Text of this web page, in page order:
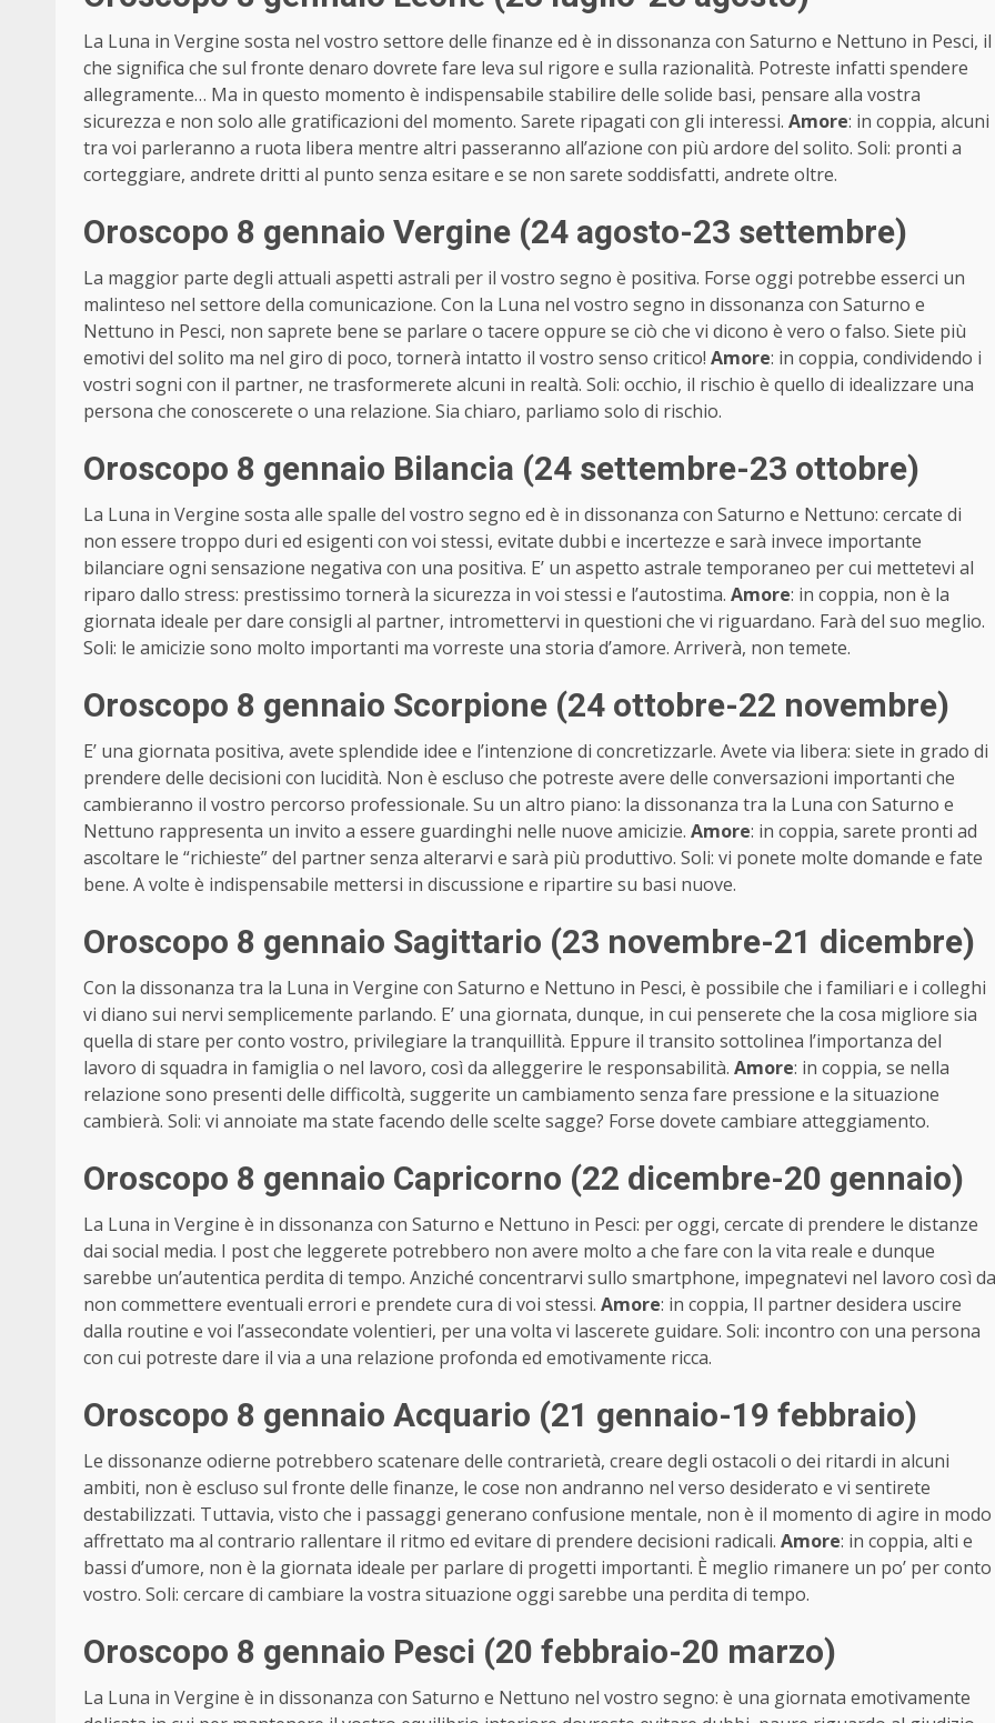
La Luna in Vergine sosta nel vostro settore delle finanze ed è in dissonanza con Saturno e Nettuno in Pesci, il
che significa che sul fronte denaro dovrete fare leva sul rigore e sulla razionalità. Potreste infatti spendere
allegramente… Ma in questo momento è indispensabile stabilire delle solide basi, pensare alla vostra
sicurezza e non solo alle gratificazioni del momento. Sarete ripagati con gli interessi. Amore: in coppia, alcuni
tra voi parleranno a ruota libera mentre altri passeranno all’azione con più ardore del solito. Soli: pronti a
corteggiare, andrete dritti al punto senza esitare e se non sarete soddisfatti, andrete oltre.
Oroscopo 8 gennaio Vergine (24 agosto-23 settembre)
La maggior parte degli attuali aspetti astrali per il vostro segno è positiva. Forse oggi potrebbe esserci un
malinteso nel settore della comunicazione. Con la Luna nel vostro segno in dissonanza con Saturno e
Nettuno in Pesci, non saprete bene se parlare o tacere oppure se ciò che vi dicono è vero o falso. Siete più
emotivi del solito ma nel giro di poco, tornerà intatto il vostro senso critico! Amore: in coppia, condividendo i
vostri sogni con il partner, ne trasformerete alcuni in realtà. Soli: occhio, il rischio è quello di idealizzare una
persona che conoscerete o una relazione. Sia chiaro, parliamo solo di rischio.
Oroscopo 8 gennaio Bilancia (24 settembre-23 ottobre)
La Luna in Vergine sosta alle spalle del vostro segno ed è in dissonanza con Saturno e Nettuno: cercate di
non essere troppo duri ed esigenti con voi stessi, evitate dubbi e incertezze e sarà invece importante
bilanciare ogni sensazione negativa con una positiva. E’ un aspetto astrale temporaneo per cui mettetevi al
riparo dallo stress: prestissimo tornerà la sicurezza in voi stessi e l’autostima. Amore: in coppia, non è la
giornata ideale per dare consigli al partner, intromettervi in questioni che vi riguardano. Farà del suo meglio.
Soli: le amicizie sono molto importanti ma vorreste una storia d’amore. Arriverà, non temete.
Oroscopo 8 gennaio Scorpione (24 ottobre-22 novembre)
E’ una giornata positiva, avete splendide idee e l’intenzione di concretizzarle. Avete via libera: siete in grado di
prendere delle decisioni con lucidità. Non è escluso che potreste avere delle conversazioni importanti che
cambieranno il vostro percorso professionale. Su un altro piano: la dissonanza tra la Luna con Saturno e
Nettuno rappresenta un invito a essere guardinghi nelle nuove amicizie. Amore: in coppia, sarete pronti ad
ascoltare le “richieste” del partner senza alterarvi e sarà più produttivo. Soli: vi ponete molte domande e fate
bene. A volte è indispensabile mettersi in discussione e ripartire su basi nuove.
Oroscopo 8 gennaio Sagittario (23 novembre-21 dicembre)
Con la dissonanza tra la Luna in Vergine con Saturno e Nettuno in Pesci, è possibile che i familiari e i colleghi
vi diano sui nervi semplicemente parlando. E’ una giornata, dunque, in cui penserete che la cosa migliore sia
quella di stare per conto vostro, privilegiare la tranquillità. Eppure il transito sottolinea l’importanza del
lavoro di squadra in famiglia o nel lavoro, così da alleggerire le responsabilità. Amore: in coppia, se nella
relazione sono presenti delle difficoltà, suggerite un cambiamento senza fare pressione e la situazione
cambierà. Soli: vi annoiate ma state facendo delle scelte sagge? Forse dovete cambiare atteggiamento.
Oroscopo 8 gennaio Capricorno (22 dicembre-20 gennaio)
La Luna in Vergine è in dissonanza con Saturno e Nettuno in Pesci: per oggi, cercate di prendere le distanze
dai social media. I post che leggerete potrebbero non avere molto a che fare con la vita reale e dunque
sarebbe un’autentica perdita di tempo. Anziché concentrarvi sullo smartphone, impegnatevi nel lavoro così da
non commettere eventuali errori e prendete cura di voi stessi. Amore: in coppia, Il partner desidera uscire
dalla routine e voi l’assecondate volentieri, per una volta vi lascerete guidare. Soli: incontro con una persona
con cui potreste dare il via a una relazione profonda ed emotivamente ricca.
Oroscopo 8 gennaio Acquario (21 gennaio-19 febbraio)
Le dissonanze odierne potrebbero scatenare delle contrarietà, creare degli ostacoli o dei ritardi in alcuni
ambiti, non è escluso sul fronte delle finanze, le cose non andranno nel verso desiderato e vi sentirete
destabilizzati. Tuttavia, visto che i passaggi generano confusione mentale, non è il momento di agire in modo
affrettato ma al contrario rallentare il ritmo ed evitare di prendere decisioni radicali. Amore: in coppia, alti e
bassi d’umore, non è la giornata ideale per parlare di progetti importanti. È meglio rimanere un po’ per conto
vostro. Soli: cercare di cambiare la vostra situazione oggi sarebbe una perdita di tempo.
Oroscopo 8 gennaio Pesci (20 febbraio-20 marzo)
La Luna in Vergine è in dissonanza con Saturno e Nettuno nel vostro segno: è una giornata emotivamente